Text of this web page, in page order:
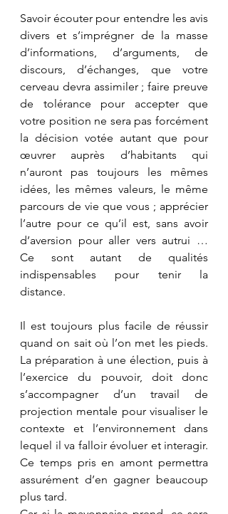
Savoir écouter pour entendre les avis
divers et s’imprégner de la masse
d’informations, d’arguments, de
discours, d’échanges, que votre
cerveau devra assimiler ; faire preuve
de tolérance pour accepter que
votre position ne sera pas forcément
la décision votée autant que pour
œuvrer auprès d’habitants qui
n’auront pas toujours les mêmes
idées, les mêmes valeurs, le même
parcours de vie que vous ; apprécier
l’autre pour ce qu’il est, sans avoir
d’aversion pour aller vers autrui …
Ce sont autant de qualités
indispensables pour tenir la
distance.
Il est toujours plus facile de réussir
quand on sait où l’on met les pieds.
La préparation à une élection, puis à
l’exercice du pouvoir, doit donc
s’accompagner d’un travail de
projection mentale pour visualiser le
contexte et l’environnement dans
lequel il va falloir évoluer et interagir.
Ce temps pris en amont permettra
assurément d’en gagner beaucoup
plus tard.